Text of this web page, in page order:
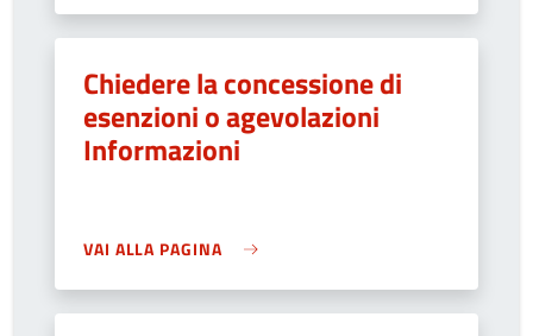
Chiedere la concessione di
esenzioni o agevolazioni
Informazioni
VAI ALLA PAGINA